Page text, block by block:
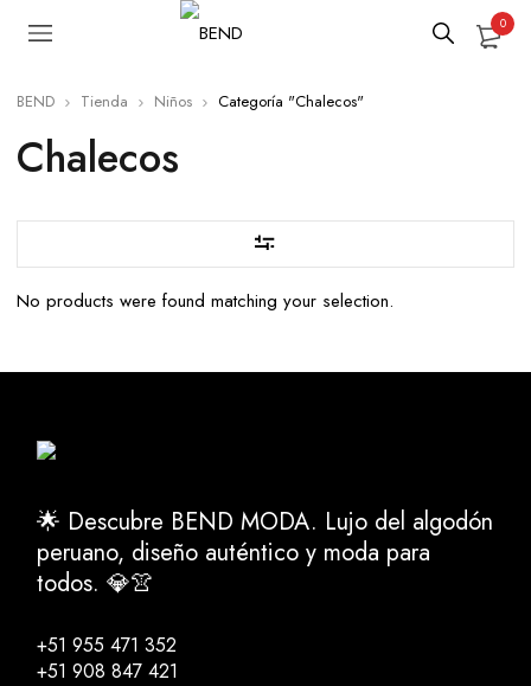
0
BEND Tienda Niños Categoría "Chalecos"
Chalecos
No products were found matching your selection.
🌟 Descubre BEND MODA. Lujo del algodón
peruano, diseño auténtico y moda para
todos. 💎👚
+51 955 471 352
+51 908 847 421